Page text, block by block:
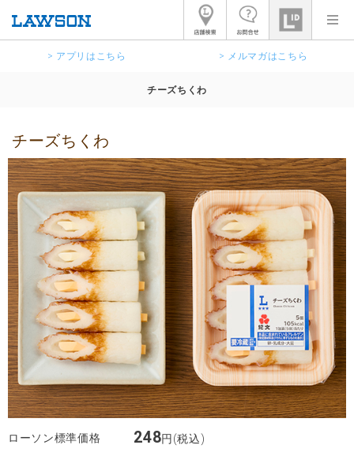
> アプリはこちら > メルマガはこちら
チーズちくわ
チーズちくわ
ローソン標準価格 248円(税込)